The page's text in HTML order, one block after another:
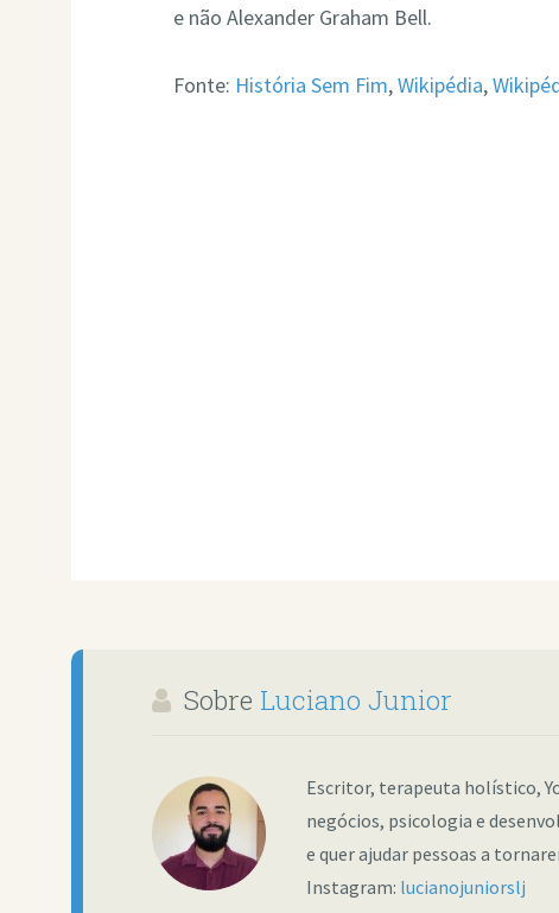
e não Alexander Graham Bell.
Fonte: História Sem Fim,Wikipédia,
Sobre Luciano Junior
Escritor, terapeuta holístico,
negócios, psicologia e
e quer ajudar pessoas a
Instagram: lucianojuniorslj